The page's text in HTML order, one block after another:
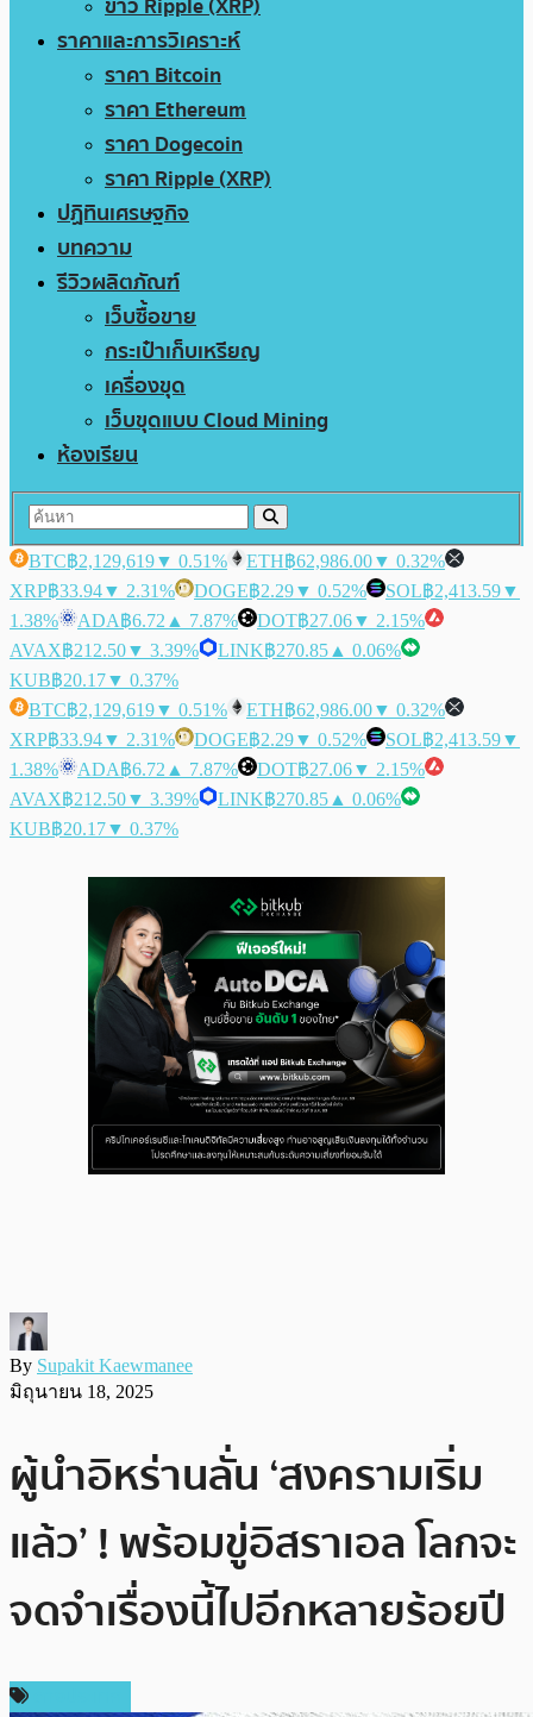
ราคาและการวิเคราะห์
ราคา Bitcoin
ราคา Ethereum
ราคา Dogecoin
ราคา Ripple (XRP)
ปฏิทินเศรษฐกิจ
บทความ
รีวิวผลิตภัณฑ์
เว็บซื้อขาย
กระเป๋าเก็บเหรียญ
เครื่องขุด
เว็บขุดแบบ Cloud Mining
ห้องเรียน
BTC฿2,129,619▼ 0.51% ETH฿62,986.00▼ 0.32%
XRP฿33.94▼ 2.31% DOGE฿2.29▼ 0.52% SOL฿2,413.59▼
1.38%
ADA฿6.72 ▲ 7.87% DOT฿27.06▼ 2.15%
AVAX฿212.50▼ 3.39% LINK฿270.85 ▲ 0.06%
KUB฿20.17▼ 0.37%
BTC฿2,129,619▼ 0.51% ETH฿62,986.00▼ 0.32%
XRP฿33.94▼ 2.31% DOGE฿2.29▼ 0.52% SOL฿2,413.59▼
1.38%
ADA฿6.72 ▲ 7.87% DOT฿27.06▼ 2.15%
AVAX฿212.50▼ 3.39% LINK฿270.85 ▲ 0.06%
KUB฿20.17▼ 0.37%
By Supakit Kaewmanee
มิถุนายน 18, 2025
ผู้นำอิหร่านลั่น ‘สงครามเริ่ม
แล้ว’ ! พร้อมขู่อิสราเอล โลกจะ
จดจำเรื่องนี้ไปอีกหลายร้อยปี